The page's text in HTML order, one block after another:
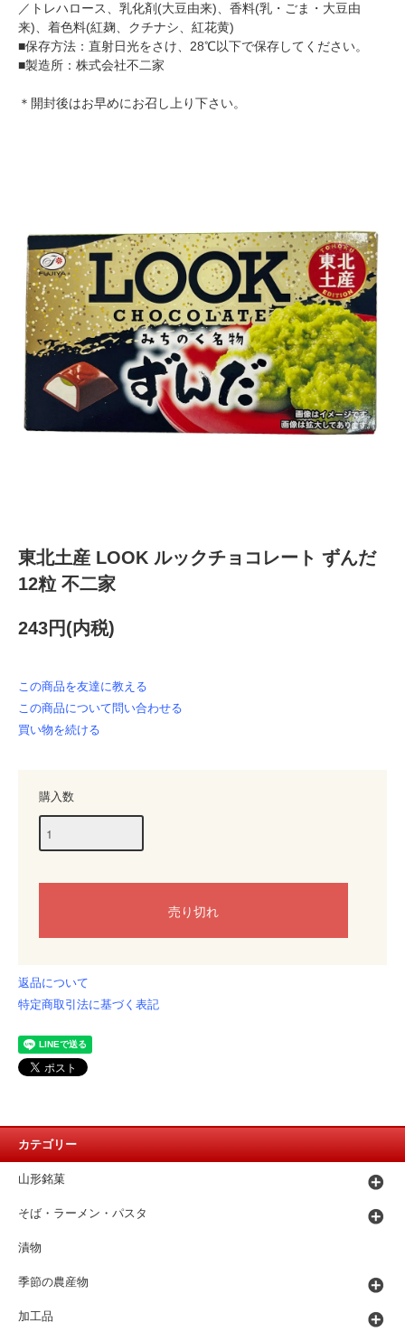
／トレハロース、乳化剤(大豆由来)、香料(乳・ごま・大豆由
来)、着色料(紅麹、クチナシ、紅花黄)
■保存方法：直射日光をさけ、28℃以下で保存してください。
■製造所：株式会社不二家
＊開封後はお早めにお召し上り下さい。
東北土産 LOOK ルックチョコレート ずんだ
12粒 不二家
243円(内税)
この商品を友達に教える
この商品について問い合わせる
買い物を続ける
購入数
返品について
特定商取引法に基づく表記
カテゴリー
山形銘菓
そば・ラーメン・パスタ
漬物
季節の農産物
加工品